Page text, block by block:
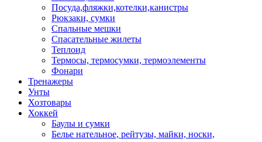
Посуда,фляжки,котелки,канистры
Рюкзаки, сумки
Спальные мешки
Спасательные жилеты
Теплоид
Термосы, термосумки, термоэлементы
Фонари
Тренажеры
Унты
Хозтовары
Хоккей
Баулы и сумки
Белье нательное, рейтузы, майки, носки,